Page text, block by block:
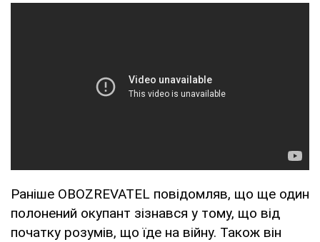
Раніше OBOZREVATEL повідомляв, що ще один
полонений окупант зізнався у тому, що від
початку розумів, що їде на війну. Також він